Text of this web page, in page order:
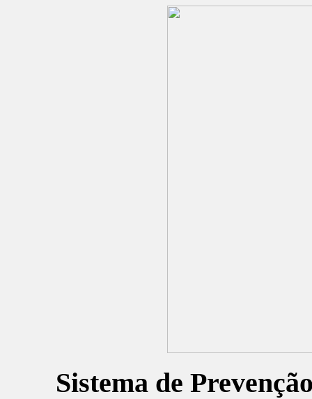
Sistema de